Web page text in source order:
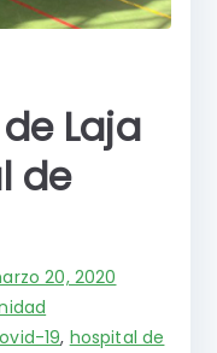
Laja
de
20, 2020
19, hospital de